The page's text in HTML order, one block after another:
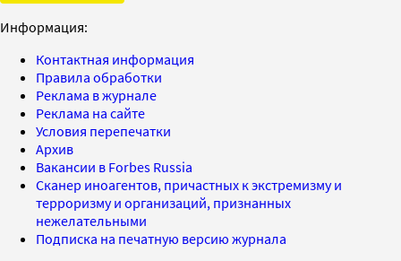
Информация:
Контактная информация
Правила обработки
Реклама в журнале
Реклама на сайте
Условия перепечатки
Архив
Вакансии в Forbes Russia
Сканер иноагентов, причастных к экстремизму и
терроризму и организаций, признанных
нежелательными
Подписка на печатную версию журнала